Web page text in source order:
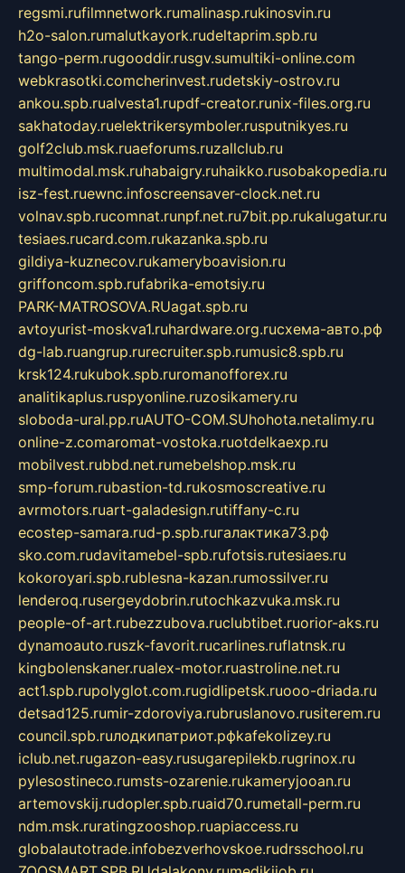
regsmi.rufilmnetwork.rumalinasp.rukinosvin.ru
h2o-salon.rumalutkayork.rudeltaprim.spb.ru
tango-perm.rugooddir.rusgv.sumultiki-online.com
webkrasotki.comcherinvest.rudetskiy-ostrov.ru
ankou.spb.rualvesta1.rupdf-creator.runix-files.org.ru
sakhatoday.ruelektrikersymboler.rusputnikyes.ru
golf2club.msk.ruaeforums.ruzallclub.ru
multimodal.msk.ruhabaigry.ruhaikko.rusobakopedia.ru
isz-fest.ruewnc.infoscreensaver-clock.net.ru
volnav.spb.rucomnat.runpf.net.ru7bit.pp.rukalugatur.ru
tesiaes.rucard.com.rukazanka.spb.ru
gildiya-kuznecov.rukameryboavision.ru
griffoncom.spb.rufabrika-emotsiy.ru
PARK-MATROSOVA.RUagat.spb.ru
avtoyurist-moskva1.ruhardware.org.ruсхема-авто.рф
dg-lab.ruangrup.rurecruiter.spb.rumusic8.spb.ru
krsk124.rukubok.spb.ruromanofforex.ru
analitikaplus.ruspyonline.ruzosikamery.ru
sloboda-ural.pp.ruAUTO-COM.SUhohota.netalimy.ru
online-z.comaromat-vostoka.ruotdelkaexp.ru
mobilvest.rubbd.net.rumebelshop.msk.ru
smp-forum.rubastion-td.rukosmoscreative.ru
avrmotors.ruart-galadesign.rutiffany-c.ru
ecostep-samara.rud-p.spb.ruгалактика73.рф
sko.com.rudavitamebel-spb.rufotsis.rutesiaes.ru
kokoroyari.spb.rublesna-kazan.rumossilver.ru
lenderoq.rusergeydobrin.rutochkazvuka.msk.ru
people-of-art.rubezzubova.ruclubtibet.ruorior-aks.ru
dynamoauto.ruszk-favorit.rucarlines.ruflatnsk.ru
kingbolenskaner.rualex-motor.ruastroline.net.ru
act1.spb.rupolyglot.com.rugidlipetsk.ruooo-driada.ru
detsad125.rumir-zdoroviya.rubruslanovo.rusiterem.ru
council.spb.ruлодкипатриот.рфkafekolizey.ru
iclub.net.rugazon-easy.rusugarepilekb.rugrinox.ru
pylesostineco.rumsts-ozarenie.rukameryjooan.ru
artemovskij.rudopler.spb.ruaid70.rumetall-perm.ru
ndm.msk.ruratingzooshop.ruapiaccess.ru
globalautotrade.infobezverhovskoe.rudrsschool.ru